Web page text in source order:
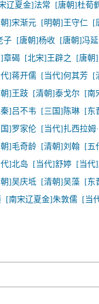
辽夏金]法常
[唐朝]杜荀
]宋渐元 [明朝]王守仁
[
子 [唐朝]杨收
[唐朝]冯
章碣 [北宋]王辟之
[唐朝
]蒋开儒 [当代]何其芳
[
]王跂 [清朝]泰戈尔
[南
]吕不韦 [三国]陈琳
[东
]罗家伦
[当代]扎西拉
]毛奇龄 [清朝]刘翰
[五
]北岛 [当代]舒婷
[当代
]吴庆坻 [清朝]吴藻
[东
[南宋辽夏金]朱敦儒
[当